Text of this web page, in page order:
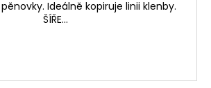
Ideálně kopiruje linii klenby.
ŠÍŘE...